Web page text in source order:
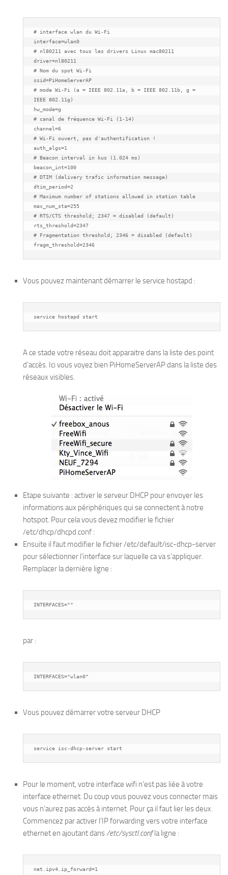
# interface wlan du Wi-Fi
interface=wlan0
# nl80211 avec tous les drivers Linux mac80211
driver=nl80211
# Nom du spot Wi-Fi
ssid=PiHomeServerAP
# mode Wi-Fi (a = IEEE 802.11a, b = IEEE 802.11b, g =
IEEE 802.11g)
hw_mode=g
# canal de fréquence Wi-Fi (1-14)
channel=6
# Wi-Fi ouvert, pas d'authentification !
auth_algs=1
# Beacon interval in kus (1.024 ms)
beacon_int=100
# DTIM (delivery trafic information message)
dtim_period=2
# Maximum number of stations allowed in station table
max_num_sta=255
# RTS/CTS threshold; 2347 = disabled (default)
rts_threshold=2347
# Fragmentation threshold; 2346 = disabled (default)
Vous pouvez maintenant démarrer le service hostapd :
service hostapd start
A ce stade votre réseau doit apparaitre dans la liste des point
d’accès. Ici vous voyez bien PiHomeServerAP dans la liste des
réseaux visibles.
Etape suivante : activer le serveur DHCP pour envoyer les
informations aux périphériques qui se connectent à notre
hotspot. Pour cela vous devez modifier le fichier
/etc/dhcp/dhcpd.conf :
Ensuite il faut modifier le fichier /etc/default/isc-dhcp-server
pour sélectionner l’interface sur laquelle ca va s’appliquer.
Remplacer la dernière ligne :
INTERFACES=""
par :
INTERFACES="wlan0"
Vous pouvez démarrer votre serveur DHCP
service isc-dhcp-server start
Pour le moment, votre interface wifi n’est pas liée à votre
interface ethernet. Du coup vous pouvez vous connecter mais
vous n’aurez pas accès à internet. Pour ça il faut lier les deux.
Commencez par activer l’IP forwarding vers votre interface
ethernet en ajoutant dans /etc/sysctl.confla ligne :